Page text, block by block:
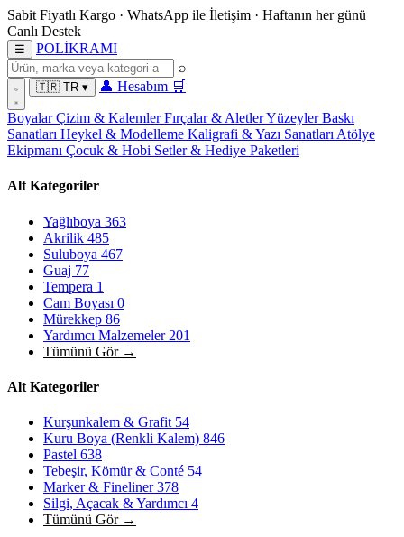
Sabit Fiyatlı Kargo · WhatsApp ile İletişim · Haftanın her günü
Canlı Destek
☰ POLİKRAMI
⌕
🇹🇷 TR ▾ 👤 Hesabım 🛒
BoyalarÇizim & KalemlerFırçalar & AletlerYüzeylerBaskı
Sanatları Heykel & Modelleme Kaligrafi & Yazı Sanatları Atölye
Ekipmanı Çocuk & Hobi Setler & Hediye Paketleri
Alt Kategoriler
Yağlıboya 363
Akrilik 485
Suluboya 467
Guaj 77
Tempera 1
Cam Boyası 0
Mürekkep 86
Yardımcı Malzemeler 201
Tümünü Gör →
Alt Kategoriler
Kurşunkalem & Grafit 54
Kuru Boya (Renkli Kalem) 846
Pastel 638
Tebeşir, Kömür & Conté 54
Marker & Fineliner378
Silgi, Açacak & Yardımcı 4
Tümünü Gör →